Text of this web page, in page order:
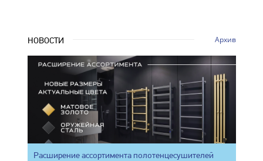
НОВОСТИ Архив
Расширение ассортимента полотенцесушителей